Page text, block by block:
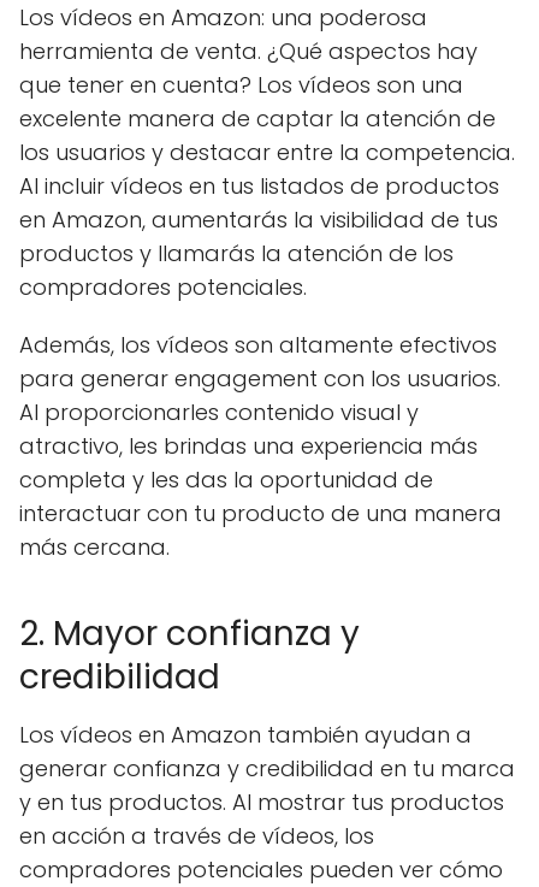
Los vídeos en Amazon: una poderosa
herramienta de venta. ¿Qué aspectos hay
que tener en cuenta? Los vídeos son una
excelente manera de captar la atención de
los usuarios y destacar entre la competencia.
Al incluir vídeos en tus listados de productos
en Amazon, aumentarás la visibilidad de tus
productos y llamarás la atención de los
compradores potenciales.
Además, los vídeos son altamente efectivos
para generar engagement con los usuarios.
Al proporcionarles contenido visual y
atractivo, les brindas una experiencia más
completa y les das la oportunidad de
interactuar con tu producto de una manera
más cercana.
2. Mayor confianza y
credibilidad
Los vídeos en Amazon también ayudan a
generar confianza y credibilidad en tu marca
y en tus productos. Al mostrar tus productos
en acción a través de vídeos, los
compradores potenciales pueden ver cómo